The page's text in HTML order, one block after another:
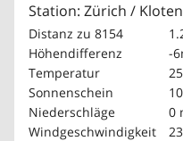
Station: Zürich /
Distanz zu 8154
Höhendifferenz
-
Temperatur
Sonnenschein
Niederschläge
0
Windgeschwindigkeit